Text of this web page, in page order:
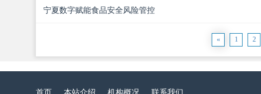
宁夏数字赋能食品安全风险管控
« 1 2